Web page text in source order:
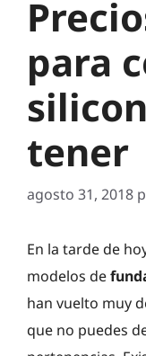
para
tener
agosto 31, 2018
En la tarde de
modelos de
han vuelto muy
que no puedes